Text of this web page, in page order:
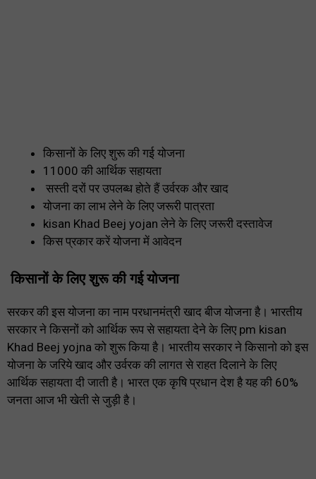
किसानों के लिए शुरू की गई योजना
11000 की आर्थिक सहायता
सस्ती दरों पर उपलब्ध होते हैं उर्वरक और खाद
योजना का लाभ लेने के लिए जरूरी पात्रता
kisan Khad Beej yojan लेने के लिए जरूरी दस्तावेज
किस प्रकार करें योजना में आवेदन
किसानों के लिए शुरू की गई योजना
सरकर की इस योजना का नाम परधानमंत्री खाद बीज योजना है। भारतीय
सरकार ने किसनों को आर्थिक रूप से सहायता देने के लिए pm kisan
Khad Beej yojna को शुरू किया है। भारतीय सरकार ने किसानो को इस
योजना के जरिये खाद और उर्वरक की लागत से राहत दिलाने के लिए
आर्थिक सहायता दी जाती है। भारत एक कृषि प्रधान देश है यह की 60%
जनता आज भी खेती से जुड़ी है।